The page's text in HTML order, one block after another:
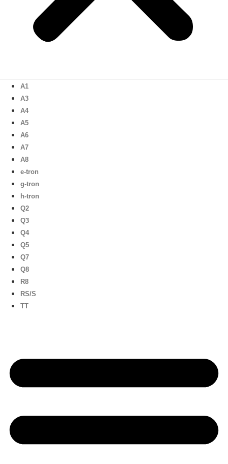
A1
A3
A4
A5
A6
A7
A8
e-tron
g-tron
h-tron
Q2
Q3
Q4
Q5
Q7
Q8
R8
RS/S
TT